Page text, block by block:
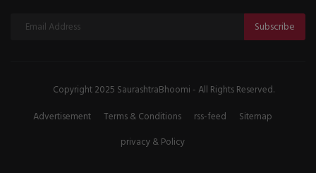
Subscribe
Copyright 2025 SaurashtraBhoomi - All Rights Reserved.
Advertisement
Terms & Conditions rss-feed
Sitemap
privacy & Policy